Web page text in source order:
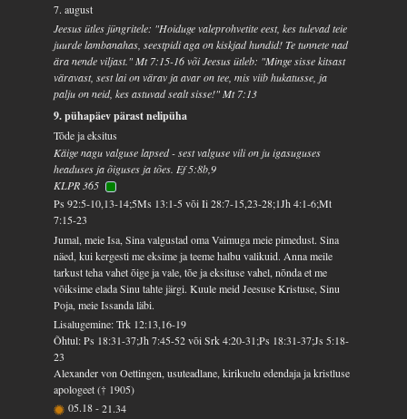
7. august
Jeesus ütles jüngritele: "Hoiduge valeprohvetite eest, kes tulevad teie
juurde lambanahas, seestpidi aga on kiskjad hundid! Te tunnete nad
ära nende viljast." Mt 7:15-16 või Jeesus ütleb: "Minge sisse kitsast
väravast, sest lai on värav ja avar on tee, mis viib hukatusse, ja
palju on neid, kes astuvad sealt sisse!" Mt 7:13
9. pühapäev pärast nelipüha
Tõde ja eksitus
Käige nagu valguse lapsed - sest valguse vili on ju igasuguses
headuses ja õiguses ja tões. Ef 5:8b,9
KLPR 365
Ps 92:5-10,13-14;5Ms 13:1-5 või Ii 28:7-15,23-28;1Jh 4:1-6;Mt
7:15-23
Jumal, meie Isa, Sina valgustad oma Vaimuga meie pimedust. Sina
näed, kui kergesti me eksime ja teeme halbu valikuid. Anna meile
tarkust teha vahet õige ja vale, tõe ja eksituse vahel, nõnda et me
võiksime elada Sinu tahte järgi. Kuule meid Jeesuse Kristuse, Sinu
Poja, meie Issanda läbi.
Lisalugemine: Trk 12:13,16-19
Õhtul: Ps 18:31-37;Jh 7:45-52 või Srk 4:20-31;Ps 18:31-37;Js 5:18-
23
Alexander von Oettingen, usuteadlane, kirikuelu edendaja ja kristluse
apologeet († 1905)
05.18-21.34